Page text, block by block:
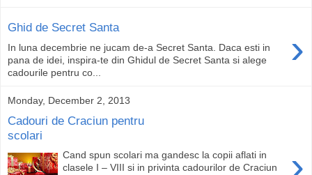
Ghid de Secret Santa ›
In luna decembrie ne jucam de-a Secret Santa. Daca esti in
pana de idei, inspira-te din Ghidul de Secret Santa si alege
cadourile pentru co...
Monday, December 2, 2013
Cadouri de Craciun pentru
scolari
Cand spun scolari ma gandesc la copii aflati in
clasele I – VIII si in privinta cadourilor de Craciun